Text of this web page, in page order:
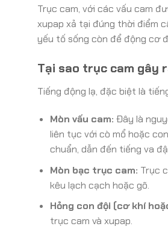
Trục cam, với các vấu cam
xupap xả tại đúng thời điểm
yếu tố sống còn để động cơ
Tại sao trục cam gây
Tiếng động lạ, đặc biệt là
Mòn vấu cam: Đây là
liên tục với cò mổ hoặc
chuẩn, dẫn đến tiếng va
Mòn bạc trục cam: Trục
kêu lạch cạch hoặc gõ.
Hỏng con đội (cơ khí
trục cam và xupap.